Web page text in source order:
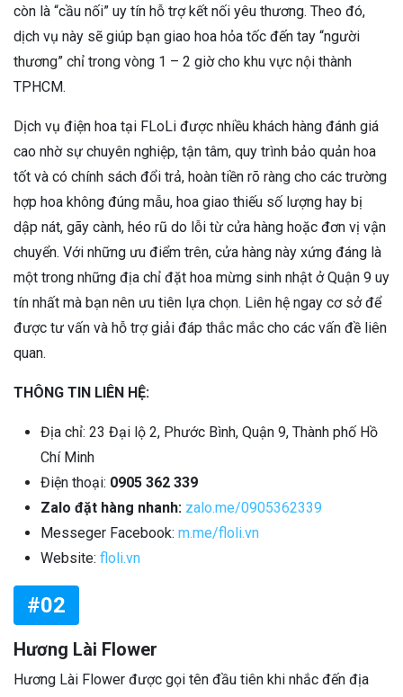
còn là “cầu nối” uy tín hỗ trợ kết nối yêu thương. Theo đó,
dịch vụ này sẽ giúp bạn giao hoa hỏa tốc đến tay “người
thương” chỉ trong vòng 1 – 2 giờ cho khu vực nội thành
TPHCM.
Dịch vụ điện hoa tại FLoLi được nhiều khách hàng đánh giá
cao nhờ sự chuyên nghiệp, tận tâm, quy trình bảo quản hoa
tốt và có chính sách đổi trả, hoàn tiền rõ ràng cho các trường
hợp hoa không đúng mẫu, hoa giao thiếu số lượng hay bị
dập nát, gãy cành, héo rũ do lỗi từ cửa hàng hoặc đơn vị vận
chuyển. Với những ưu điểm trên, cửa hàng này xứng đáng là
một trong những địa chỉ đặt hoa mừng sinh nhật ở Quận 9 uy
tín nhất mà bạn nên ưu tiên lựa chọn. Liên hệ ngay cơ sở để
được tư vấn và hỗ trợ giải đáp thắc mắc cho các vấn đề liên
quan.
THÔNG TIN LIÊN HỆ:
Địa chỉ: 23 Đại lộ 2, Phước Bình, Quận 9, Thành phố Hồ
Chí Minh
Điện thoại: 0905 362 339
Zalo đặt hàng nhanh: zalo.me/0905362339
Messeger Facebook: m.me/floli.vn
Website: floli.vn
#02
Hương Lài Flower
Hương Lài Flower được gọi tên đầu tiên khi nhắc đến địa